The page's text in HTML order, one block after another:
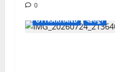
0
UTTRAKHAND
देहरादून